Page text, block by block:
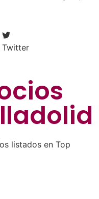
Twitter
listados en Top